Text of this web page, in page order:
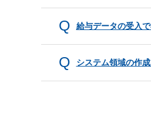
給与データの受入
システム領域の作